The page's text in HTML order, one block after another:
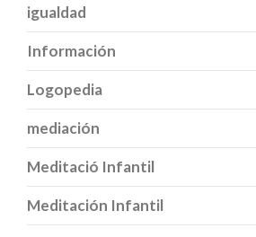
igualdad
Información
Logopedia
mediación
Meditació Infantil
Meditación Infantil